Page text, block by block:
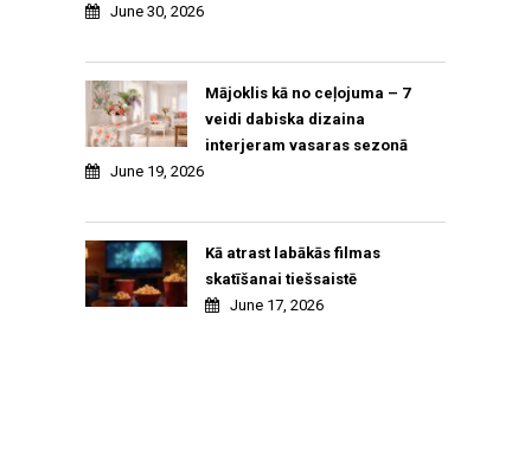
June 30, 2026
Mājoklis kā no ceļojuma – 7
veidi dabiska dizaina
interjeram vasaras sezonā
June 19, 2026
Kā atrast labākās filmas
skatīšanai tiešsaistē
June 17, 2026